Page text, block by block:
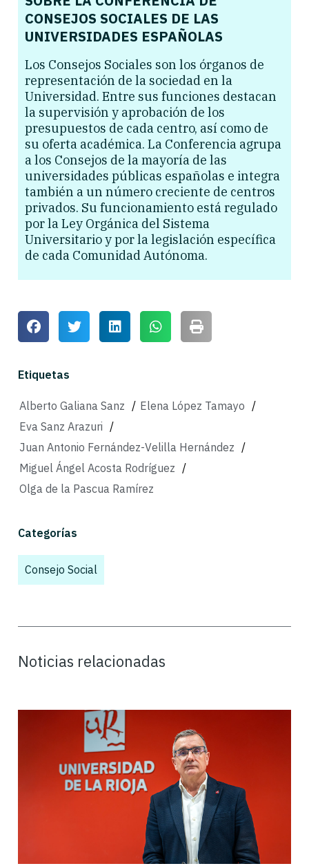
CONSEJOS SOCIALES DE LAS
UNIVERSIDADES ESPAÑOLAS
Los Consejos Sociales son los órganos de
representación de la sociedad en la
Universidad. Entre sus funciones destacan
la supervisión y aprobación de los
presupuestos de cada centro, así como de
su oferta académica. La Conferencia agrupa
a los Consejos de la mayoría de las
universidades públicas españolas e integra
también a un número creciente de centros
privados. Su funcionamiento está regulado
por la Ley Orgánica del Sistema
Universitario y por la legislación específica
de cada Comunidad Autónoma.
Etiquetas
Alberto Galiana Sanz / Elena López Tamayo /
Eva Sanz Arazuri /
Juan Antonio Fernández-Velilla Hernández /
Miguel Ángel Acosta Rodríguez /
Olga de la Pascua Ramírez
Categorías
Consejo Social
Noticias relacionadas